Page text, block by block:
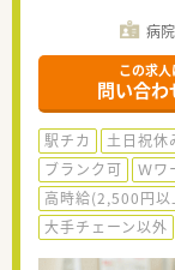
病
この求人
問い合わ
駅チカ 土日祝休
ブランク可
Ｗワ
高時給(2,500円以
大手チェーン以外